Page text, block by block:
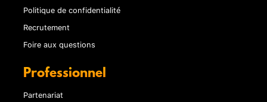
Politique de confidentialité
Recrutement
Foire aux questions
Professionnel
Partenariat